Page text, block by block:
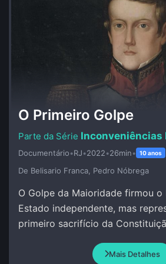
O Primeiro Golpe
Inconveniências
Documentário•RJ•2022•26min• 10 anos
De Belisario Franca, Pedro Nóbrega
O Golpe da Maioridade firmou o
Estado independente, mas
primeiro sacrifício da
Mais Detalhes